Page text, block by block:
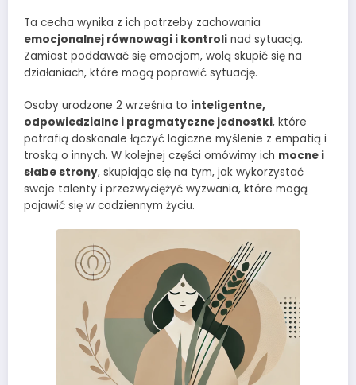
Ta cecha wynika z ich potrzeby zachowania
emocjonalnej równowagi i kontroli nad sytuacją.
Zamiast poddawać się emocjom, wolą skupić się na
działaniach, które mogą poprawić sytuację.
Osoby urodzone 2 września to inteligentne,
odpowiedzialne i pragmatyczne jednostki, które
potrafią doskonale łączyć logiczne myślenie z empatią i
troską o innych. W kolejnej części omówimy ich mocne i
słabe strony, skupiając się na tym, jak wykorzystać
swoje talenty i przezwyciężyć wyzwania, które mogą
pojawić się w codziennym życiu.